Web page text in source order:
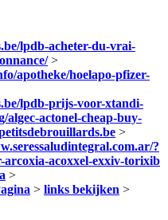
lpdb-acheter-du-vrai-
>
apotheke/hoelapo-pfizer-
lpdb-prijs-voor-xtandi-
algec-actonel-cheap-buy-
>
?
acoxxel-exxiv-torixib
>
> links bekijken >